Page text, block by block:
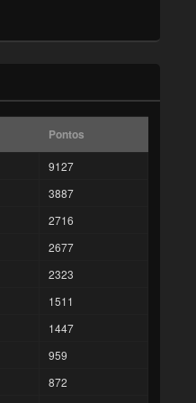
Pontos
9127
3887
2716
2677
2323
1511
1447
959
872